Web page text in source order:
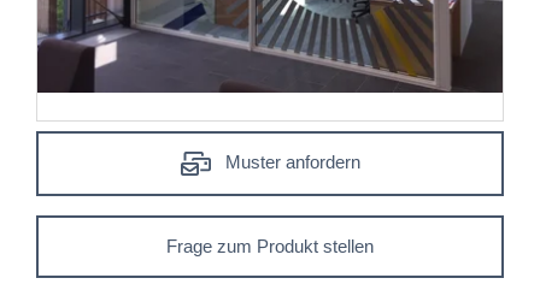
Muster anfordern
Frage zum Produkt stellen